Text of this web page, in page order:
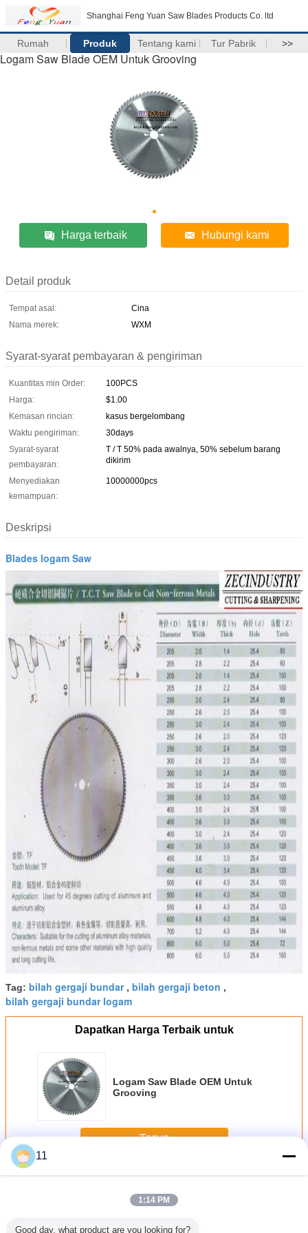
Shanghai Feng Yuan Saw Blades Products Co. ltd
Rumah Produk Tentang kami Tur Pabrik >>
Logam Saw Blade OEM Untuk Grooving
Harga terbaik Hubungi kami
Detail produk
Tempat asal:
Cina
Nama merek:
WXM
Syarat-syarat pembayaran & pengiriman
Kuantitas min Order:
100PCS
Harga:
$1.00
Kemasan rincian:
kasus bergelombang
Waktu pengiriman:
30days
Syarat-syarat
pembayaran:
T / T 50% pada awalnya, 50% sebelum barang
dikirim
Menyediakan
kemampuan:
10000000pcs
Deskripsi
Blades logam Saw
Tag: bilah gergaji bundar, bilah gergaji beton ,
bilah gergaji bundar logam
Dapatkan Harga Terbaik untuk
Logam Saw Blade OEM Untuk
Grooving
Terus
LebihBlades logam Saw
11
1:14 PM
Good day, what product are you looking for?